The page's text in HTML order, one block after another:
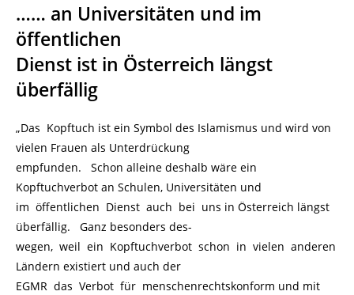
…… an Universitäten und im
öffentlichen
Dienst ist in Österreich längst
überfällig
„Das Kopftuch ist ein Symbol des Islamismus und wird von
vielen Frauen als Unterdrückung
empfunden. Schon alleine deshalb wäre ein
Kopftuchverbot an Schulen, Universitäten und
im öffentlichen Dienst auch bei uns in Österreich längst
überfällig. Ganz besonders des-
wegen, weil ein Kopftuchverbot schon in vielen anderen
Ländern existiert und auch der
EGMR das Verbot für menschenrechtskonform und mit